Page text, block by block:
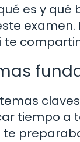
es y
examen.
te
tiempo a